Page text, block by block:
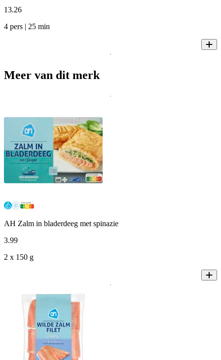
13.26
4 pers | 25 min
Meer van dit merk
AH Zalm in bladerdeeg met spinazie
3.99
2 x 150 g